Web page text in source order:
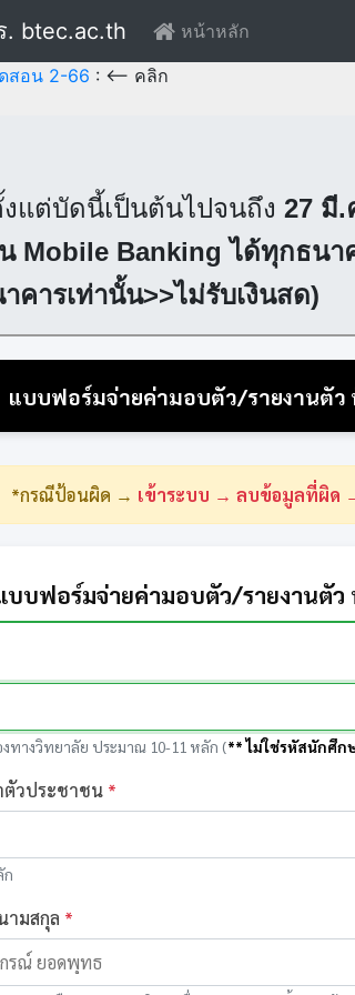
. btec.ac.th หน้าหลัก
สอน 2-66 : <-- คลิก
แต่บัดนี้เป็นต้นไปจนถึง 27 มี.
Mobile Banking ได้ทุกธนา
คารเท่านั้น>>ไม่รับเงินสด)